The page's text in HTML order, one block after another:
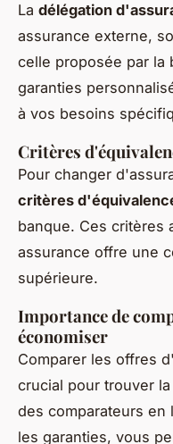
La délégation
assurance externe,
celle proposée par la
garanties
à vos besoins
Critères
Pour changer
critères
banque. Ces critères
assurance offre une
supérieure.
Importance de
économiser
Comparer les offres
crucial pour trouver
des comparateurs
les garanties, vous